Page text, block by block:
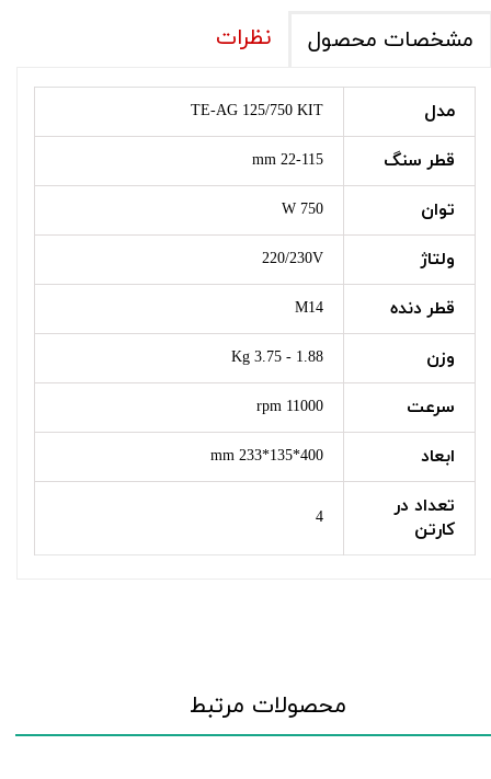
مشخصات محصول نظرات
مدل TE-AG 125/750 KIT
قطر سنگ 22-115 mm
توان 750 W
ولتاژ 220/230V
قطر دنده M14
وزن 1.88 - 3.75 Kg
سرعت 11000 rpm
ابعاد 400*135*233 mm
تعداد در
کارتن
4
محصولات مرتبط